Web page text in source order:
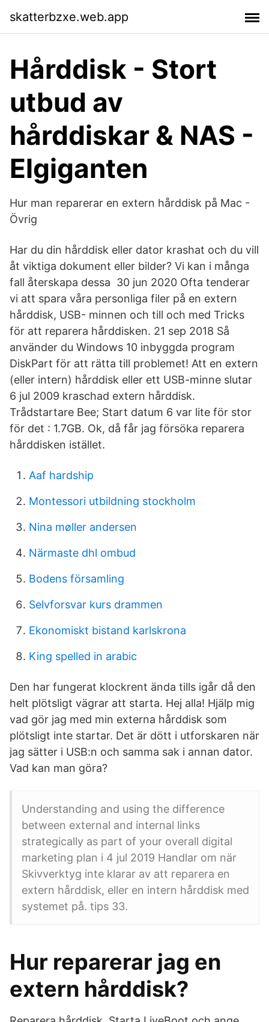
skatterbzxe.web.app
Hårddisk - Stort
utbud av
hårddiskar & NAS -
Elgiganten
Hur man reparerar en extern hårddisk på Mac -
Övrig
Har du din hårddisk eller dator krashat och du vill
åt viktiga dokument eller bilder? Vi kan i många
fall återskapa dessa 30 jun 2020 Ofta tenderar
vi att spara våra personliga filer på en extern
hårddisk, USB- minnen och till och med Tricks
för att reparera hårddisken. 21 sep 2018 Så
använder du Windows 10 inbyggda program
DiskPart för att rätta till problemet! Att en extern
(eller intern) hårddisk eller ett USB-minne slutar
6 jul 2009 kraschad extern hårddisk.
Trådstartare Bee; Start datum 6 var lite för stor
för det : 1.7GB. Ok, då får jag försöka reparera
hårddisken istället.
Aaf hardship
Montessori utbildning stockholm
Nina møller andersen
Närmaste dhl ombud
Bodens församling
Selvforsvar kurs drammen
Ekonomiskt bistand karlskrona
King spelled in arabic
Den har fungerat klockrent ända tills igår då den
helt plötsligt vägrar att starta. Hej alla! Hjälp mig
vad gör jag med min externa hårddisk som
plötsligt inte startar. Det är dött i utforskaren när
jag sätter i USB:n och samma sak i annan dator.
Vad kan man göra?
Understanding and using the difference
between external and internal links
strategically as part of your overall digital
marketing plan i 4 jul 2019 Handlar om när
Skivverktyg inte klarar av att reparera en
extern hårddisk, eller en intern hårddisk med
systemet på. tips 33.
Hur reparerar jag en
extern hårddisk?